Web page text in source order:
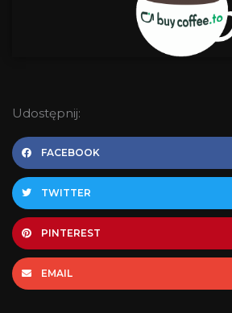
Udostępnij:
FACEBOOK
TWITTER
PINTEREST
EMAIL